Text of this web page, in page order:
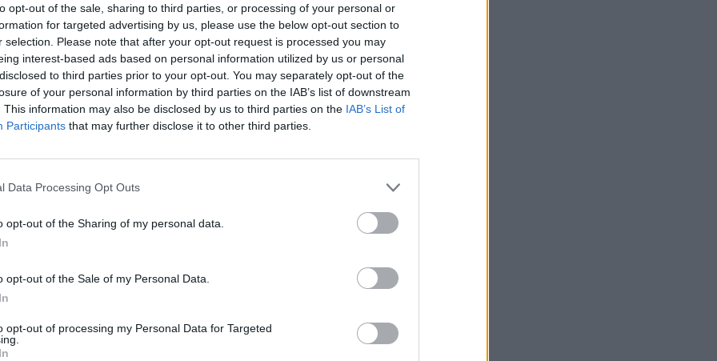
opt-out of the sale, sharing to third parties, or processing of your personal or
for targeted advertising by us, please use the below opt-out section to
selection. Please note that after your opt-out request is processed you may
interest-based ads based on personal information utilized by us or personal
to third parties prior to your opt-out. You may separately opt-out of the
of your personal information by third parties on the IAB’s list of downstream
This information may also be disclosed by us to third parties on the IAB’s List of
Participants that may further disclose it to other third parties.
Data Processing Opt Outs
opt-out of the Sharing of my personal data.
opt-out of the Sale of my Personal Data.
opt-out of processing my Personal Data for Targeted
τελικά στο
είναι:
Επενδύσεων κατά 1,1 δισ. ευρώ, το 2019 και καθώς
κάθε έτους, η περίοδος αυτή επιβαρύνθηκε